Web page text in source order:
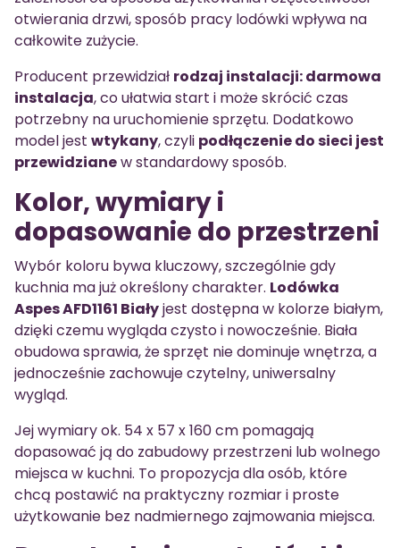
otwierania drzwi, sposób pracy lodówki wpływa na
całkowite zużycie.
Producent przewidział rodzaj instalacji: darmowa
instalacja, co ułatwia start i może skrócić czas
potrzebny na uruchomienie sprzętu. Dodatkowo
model jest wtykany, czyli podłączenie do sieci jest
przewidzianew standardowy sposób.
Kolor, wymiary i
dopasowanie do przestrzeni
Wybór koloru bywa kluczowy, szczególnie gdy
kuchnia ma już określony charakter. Lodówka
Aspes AFD1161 Białyjest dostępna w kolorze białym,
dzięki czemu wygląda czysto i nowocześnie. Biała
obudowa sprawia, że sprzęt nie dominuje wnętrza, a
jednocześnie zachowuje czytelny, uniwersalny
wygląd.
Jej wymiary ok. 54 x 57 x 160 cm pomagają
dopasować ją do zabudowy przestrzeni lub wolnego
miejsca w kuchni. To propozycja dla osób, które
chcą postawić na praktyczny rozmiar i proste
użytkowanie bez nadmiernego zajmowania miejsca.